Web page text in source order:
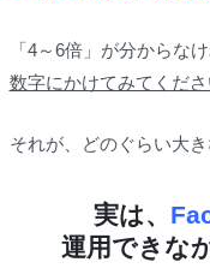
「4～6倍」が分からなけ
数字にかけてみてくださ
それが、どのぐらい大
実は、
運用できな